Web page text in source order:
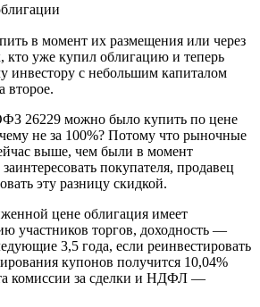
в момент их размещения или через
кто уже купил облигацию и теперь
инвестору с небольшим капиталом
второе.
26229 можно было купить по цене
не за 100%? Потому что рыночные
выше, чем были в момент
покупателя, продавец
эту разницу скидкой.
цене облигация имеет
участников торгов, доходность —
3,5 года, если реинвестировать
купонов получится 10,04%
комиссии за сделки и НДФЛ —